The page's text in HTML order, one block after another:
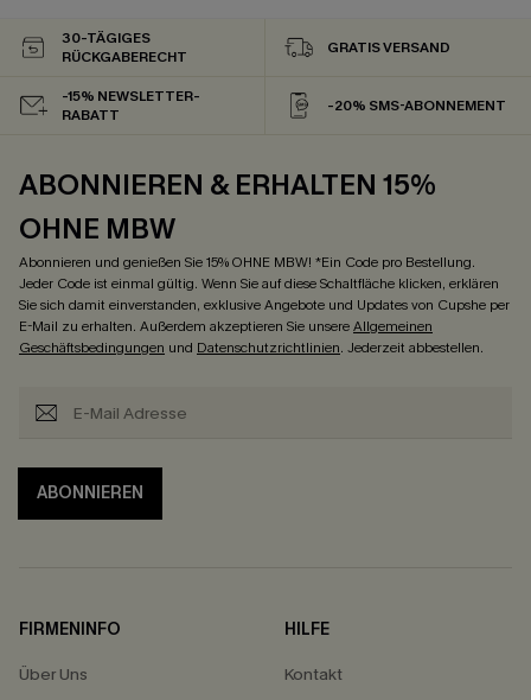
30-TÄGIGES
RÜCKGABERECHT
GRATIS VERSAND
-15% NEWSLETTER-
RABATT
-20% SMS-ABONNEMENT
ABONNIEREN & ERHALTEN 15%
OHNE MBW
Abonnieren und genießen Sie 15% OHNE MBW! *Ein Code pro Bestellung.
Jeder Code ist einmal gültig. Wenn Sie auf diese Schaltfläche klicken, erklären
Sie sich damit einverstanden, exklusive Angebote und Updates von Cupshe per
E-Mail zu erhalten. Außerdem akzeptieren Sie unsereAllgemeinen
Geschäftsbedingungen und Datenschutzrichtlinien. Jederzeit abbestellen.
ABONNIEREN
FIRMENINFO
Über Uns
HILFE
Kontakt